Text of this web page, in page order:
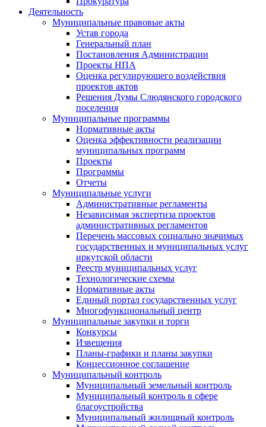
Деятельность
Муниципальные правовые акты
Устав города
Генеральный план
Постановления Администрации
Проекты НПА
Оценка регулирующего воздействия
проектов актов
Решения Думы Слюдянского городского
поселения
Муниципальные программы
Нормативные акты
Оценка эффективности реализации
муниципальных программ
Проекты
Программы
Отчеты
Муниципальные услуги
Административные регламенты
Независимая экспертиза проектов
административных регламентов
Перечень массовых социально значимых
государственных и муниципальных услуг
иркутской области
Реестр муниципальных услуг
Технологические схемы
Нормативные акты
Единый портал государственных услуг
Многофункциональный центр
Муниципальные закупки и торги
Конкурсы
Извещения
Планы-графики и планы закупки
Концессионное соглашение
Муниципальный контроль
Муниципальный земельный контроль
Муниципальный контроль в сфере
благоустройства
Муниципальный жилищный контроль